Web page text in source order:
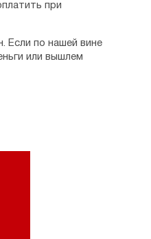
при
Если по нашей вине
или вышлем